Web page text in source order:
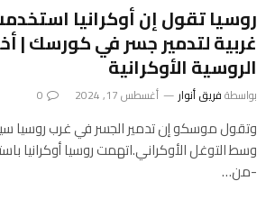
روسيا تقول إن أوكرانيا
غربية لتدمير جسر في كورسك |
الروسية الأوكرانية
بواسطةفريق أنوار أغسطس 17, 2024 0
وتقول موسكو إن تدمير الجسر في غرب روسيا
وسط التوغل الأوكراني.اتهمت روسيا أوكرانيا
-من…